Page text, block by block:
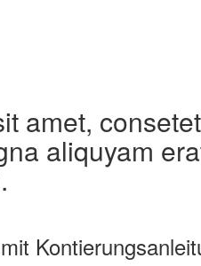
amet,
aliquyam